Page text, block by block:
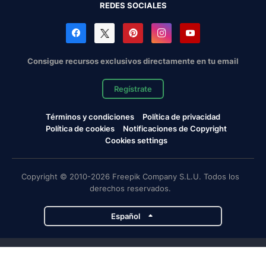
REDES SOCIALES
Consigue recursos exclusivos directamente en tu email
Regístrate
Términos y condiciones
Política de privacidad
Política de cookies
Notificaciones de Copyright
Cookies settings
Copyright © 2010-2026 Freepik Company S.L.U. Todos los
derechos reservados.
Español